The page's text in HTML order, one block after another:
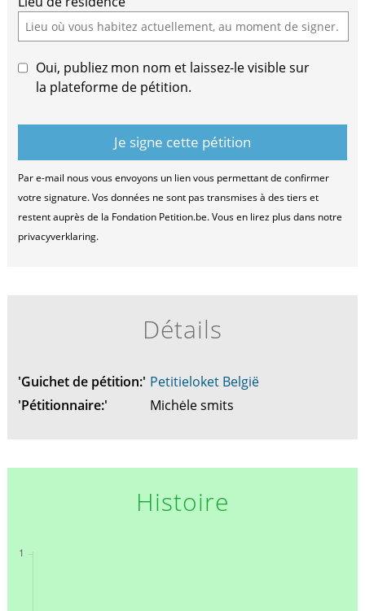
field
Oui, publiez mon nom et laissez-le visible sur
la plateforme de pétition.
Par e-mail nous vous envoyons un lien vous permettant de confirmer
votre signature. Vos données ne sont pas transmises à des tiers et
restent auprès de la Fondation Petition.be. Vous en lirez plus dans notre
privacyverklaring.
Détails
'Guichet de pétition:' Petitieloket België
'Pétitionnaire:'
Michėle smits
Histoire